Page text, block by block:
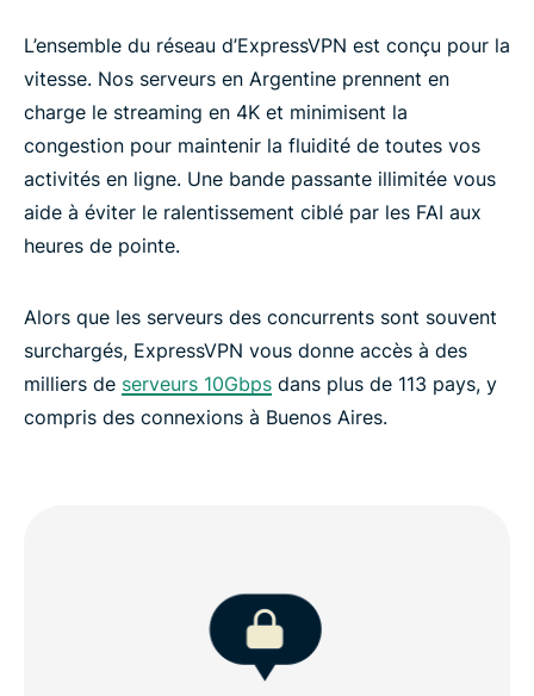
L’ensemble du réseau d’ExpressVPN est conçu pour la
vitesse. Nos serveurs en Argentine prennent en
charge le streaming en 4K et minimisent la
congestion pour maintenir la fluidité de toutes vos
activités en ligne. Une bande passante illimitée vous
aide à éviter le ralentissement ciblé par les FAI aux
heures de pointe.
Alors que les serveurs des concurrents sont souvent
surchargés, ExpressVPN vous donne accès à des
milliers de serveurs 10Gbps dans plus de 113 pays, y
compris des connexions à Buenos Aires.